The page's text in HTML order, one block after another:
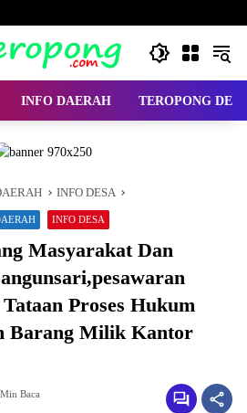
INFO DAERAH TEROPONG
INFO DESA
INFO DESA
Masyarakat Dan
Proses Hukum
Barang Milik Kantor
Baca